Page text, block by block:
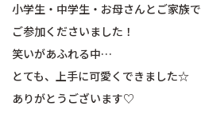
小学生・中学生・お母さんとご家族で
ご参加くださいました！
笑いがあふれる中…
とても、上手に可愛くできました☆
ありがとうございます♡